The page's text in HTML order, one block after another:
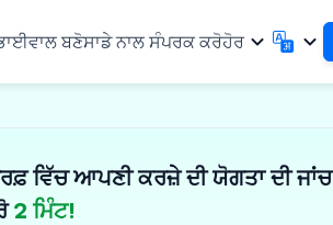
ਬਣੋਸਾਡੇ ਨਾਲ ਸੰਪਰਕ ਕਰੋਹੋਰ
हिन्दी বাংলা
DSA ਵਜੋਂ ਲੌਗਇਨ ਕਰੋ
ਵਿੱਚ ਆਪਣੀ ਕਰਜ਼ੇ ਦੀ ਯੋਗਤਾ ਦੀ ਜਾਂਚ
2 ਮਿੰਟ!